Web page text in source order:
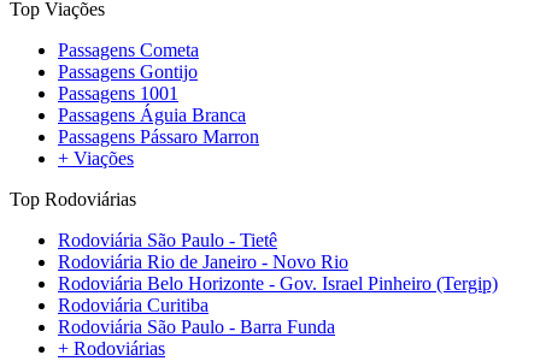
Top Viações
Passagens Cometa
Passagens Gontijo
Passagens 1001
Passagens Águia Branca
Passagens Pássaro Marron
+ Viações
Top Rodoviárias
Rodoviária São Paulo - Tietê
Rodoviária Rio de Janeiro - Novo Rio
Rodoviária Belo Horizonte - Gov. Israel Pinheiro (Tergip)
Rodoviária Curitiba
Rodoviária São Paulo - Barra Funda
+ Rodoviárias